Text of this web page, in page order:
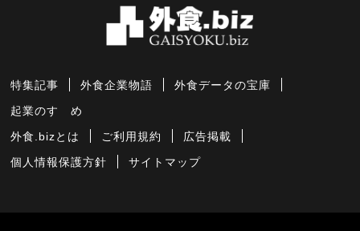
特集記事 外食企業物語 外食データの宝庫
起業のすゝめ
外食.bizとは ご利用規約 広告掲載
個人情報保護方針 サイトマップ